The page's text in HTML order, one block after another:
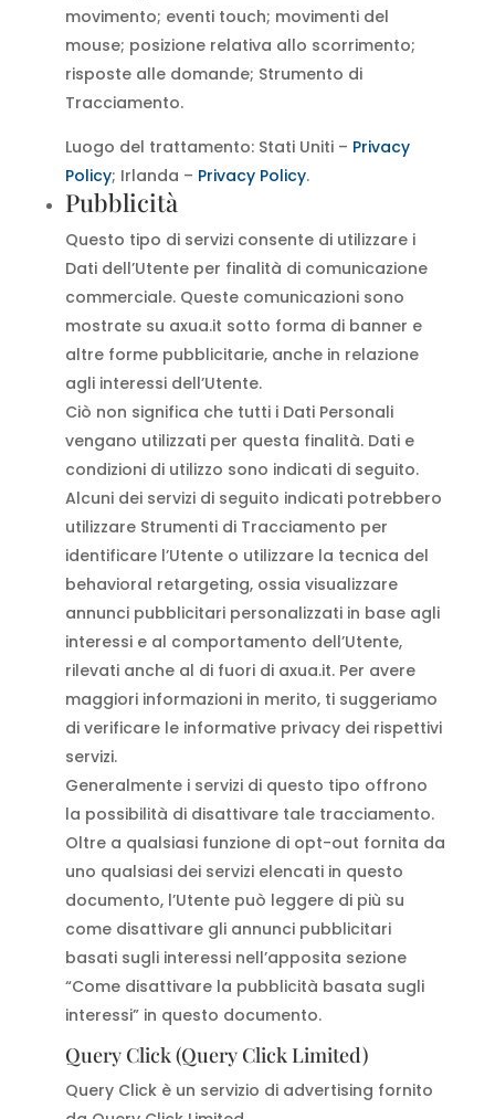
movimento; eventi touch; movimenti del
mouse; posizione relativa allo scorrimento;
risposte alle domande; Strumento di
Tracciamento.
Luogo del trattamento: Stati Uniti – Privacy
Policy; Irlanda – Privacy Policy.
Pubblicità
Questo tipo di servizi consente di utilizzare i
Dati dell’Utente per finalità di comunicazione
commerciale. Queste comunicazioni sono
mostrate su axua.it sotto forma di banner e
altre forme pubblicitarie, anche in relazione
agli interessi dell’Utente.
Ciò non significa che tutti i Dati Personali
vengano utilizzati per questa finalità. Dati e
condizioni di utilizzo sono indicati di seguito.
Alcuni dei servizi di seguito indicati potrebbero
utilizzare Strumenti di Tracciamento per
identificare l’Utente o utilizzare la tecnica del
behavioral retargeting, ossia visualizzare
annunci pubblicitari personalizzati in base agli
interessi e al comportamento dell’Utente,
rilevati anche al di fuori di axua.it. Per avere
maggiori informazioni in merito, ti suggeriamo
di verificare le informative privacy dei rispettivi
servizi.
Generalmente i servizi di questo tipo offrono
la possibilità di disattivare tale tracciamento.
Oltre a qualsiasi funzione di opt-out fornita da
uno qualsiasi dei servizi elencati in questo
documento, l’Utente può leggere di più su
come disattivare gli annunci pubblicitari
basati sugli interessi nell’apposita sezione
“Come disattivare la pubblicità basata sugli
interessi” in questo documento.
Query Click (Query Click Limited)
Query Click è un servizio di advertising fornito